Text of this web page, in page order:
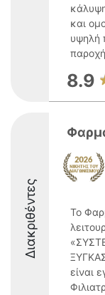
και
υψηλή
8.9
Διακριθέντες
Το
είναι